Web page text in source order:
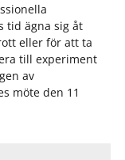
tid ägna sig åt
eller för att ta
till experiment
av
möte den 11